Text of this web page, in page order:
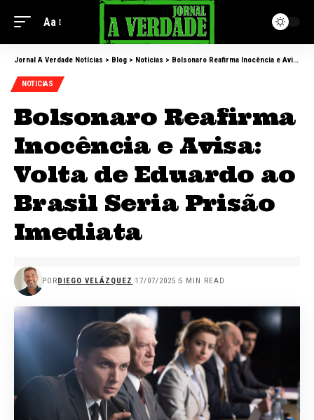
Aa
Jornal A Verdade Notícias > Blog > Noticias > Bolsonaro Reafirma Inocência e Avisa: Volta de Eduardo ao Brasil Seria Prisão Imediata
NOTICIAS
Bolsonaro Reafirma
Inocência e Avisa:
Volta de Eduardo ao
Brasil Seria Prisão
Imediata
PORDIEGO VELÁZQUEZ 17/07/2025 5 MIN READ